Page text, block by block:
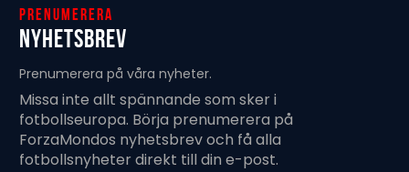
Prenumerera
Nyhetsbrev
Prenumerera på våra nyheter.
Missa inte allt spännande som sker i
fotbollseuropa. Börja prenumerera på
ForzaMondos nyhetsbrev och få alla
fotbollsnyheter direkt till din e-post.